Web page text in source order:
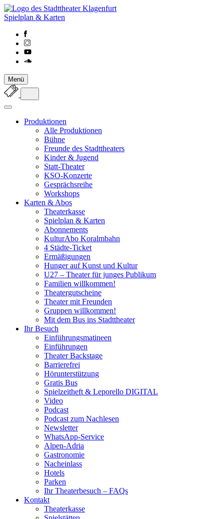
Spielplan & Karten
Menü
Produktionen
Alle Produktionen
Bühne
Freunde des Stadttheaters
Kinder & Jugend
Statt-Theater
KSO-Konzerte
Gesprächsreihe
Workshops
Karten & Abos
Theaterkasse
Spielplan & Karten
Abonnements
KulturAbo Koralmbahn
4 Städte-Ticket
Ermäßigungen
Hunger auf Kunst und Kultur
U27 – Theater für junges Publikum
Familien willkommen!
Theatergutscheine
Theater mit Freunden
Gruppen willkommen!
Mit dem Bus ins Stadttheater
Ihr Besuch
Einführungsmatineen
Einführungen
Theater Backstage
Barrierefrei
Hörunterstützung
Gratis Bus
Spielzeitheft & Leporello DIGITAL
Video
Podcast
Podcast zum Nachlesen
Newsletter
WhatsApp-Service
Alpen-Adria
Gastronomie
Nacheinlass
Hotels
Parken
Ihr Theaterbesuch – FAQs
Kontakt
Theaterkasse